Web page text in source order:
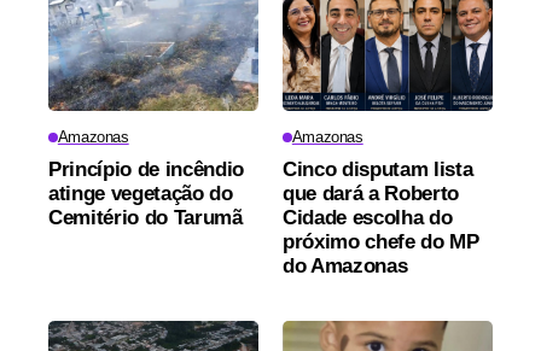
Amazonas
Princípio de incêndio
atinge vegetação do
Cemitério do Tarumã
Amazonas
Cinco disputam lista
que dará a Roberto
Cidade escolha do
próximo chefe do MP
do Amazonas